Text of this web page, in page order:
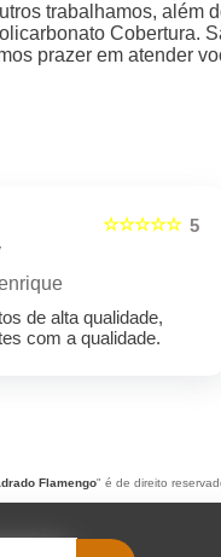
trabalhamos, além
Cobertura.
prazer em atender
5
☆☆☆☆☆
de alta qualidade,
com a qualidade.
Flamengo" é de direito